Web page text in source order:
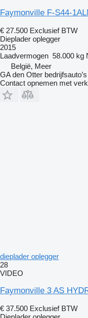
Faymonville F-S44-
€ 27.500 Exclusief BTW
Dieplader oplegger
2015
Laadvermogen 58.000 kg
België, Meer
GA den Otter
Contact opnemen met
dieplader oplegger
28
VIDEO
Faymonville 3 AS
€ 37.500 Exclusief BTW